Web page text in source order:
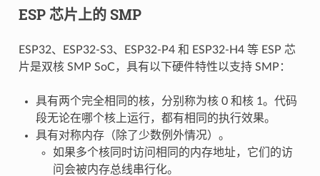
ESP 芯片上的 SMP
ESP32、ESP32-S3、ESP32-P4 和 ESP32-H4 等 ESP 芯
片是双核 SMP SoC，具有以下硬件特性以支持 SMP：
具有两个完全相同的核，分别称为核 0 和核 1。代码
段无论在哪个核上运行，都有相同的执行效果。
具有对称内存（除了少数例外情况）。
如果多个核同时访问相同的内存地址，它们的访
问会被内存总线串行化。